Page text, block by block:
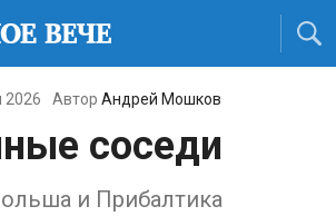
2026 Автор Андрей Мошков
соседи
и Прибалтика